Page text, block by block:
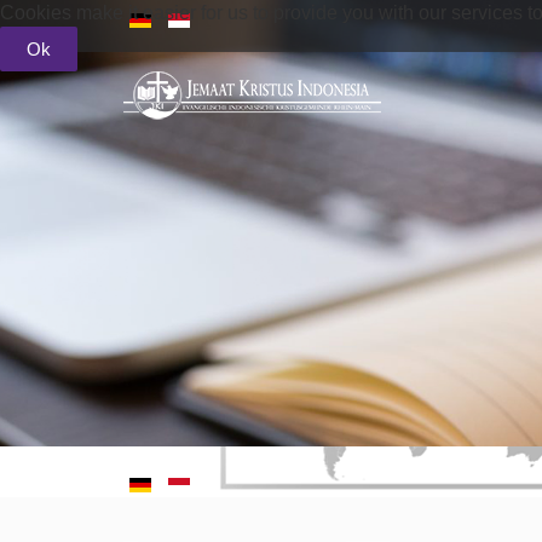
Cookies make it easier for us to provide you with our services
Ok